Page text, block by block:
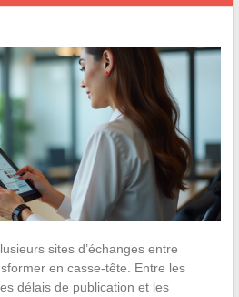
sites d’échanges entre
en casse-tête. Entre les
délais de publication et les